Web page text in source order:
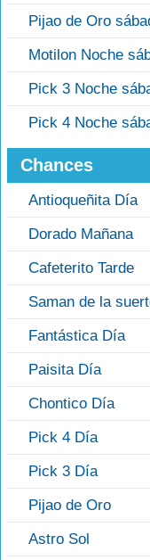
Pijao de Oro
Motilon Noche
Pick 3 Noche
Pick 4 Noche
Chances
Antioqueñita Día
Dorado Mañana
Cafeterito Tarde
Saman de la
Fantástica Día
Paisita Día
Chontico Día
Pick 4 Día
Pick 3 Día
Pijao de Oro
Astro Sol